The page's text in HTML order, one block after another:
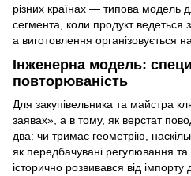
різних країнах — типова модель
сегмента, коли продукт ведеться
а виготовлення організовується
Інженерна модель:
повторюваність
Для закупівельника та майстра
заявах», а в тому, як верстат
два: чи тримає геометрію,
як передбачувані регулювання
історично розвивався від